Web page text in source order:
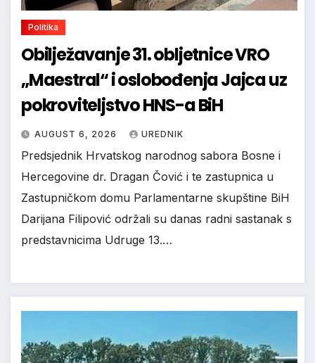
Politika
Obilježavanje 31. obljetnice VRO
„Maestral“ i oslobođenja Jajca uz
pokroviteljstvo HNS-a BiH
AUGUST 6, 2026 UREDNIK
Predsjednik Hrvatskog narodnog sabora Bosne i
Hercegovine dr. Dragan Čović i te zastupnica u
Zastupničkom domu Parlamentarne skupštine BiH
Darijana Filipović održali su danas radni sastanak s
predstavnicima Udruge 13.…